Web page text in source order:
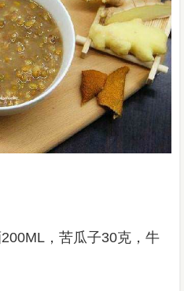
，苦瓜子30克，牛